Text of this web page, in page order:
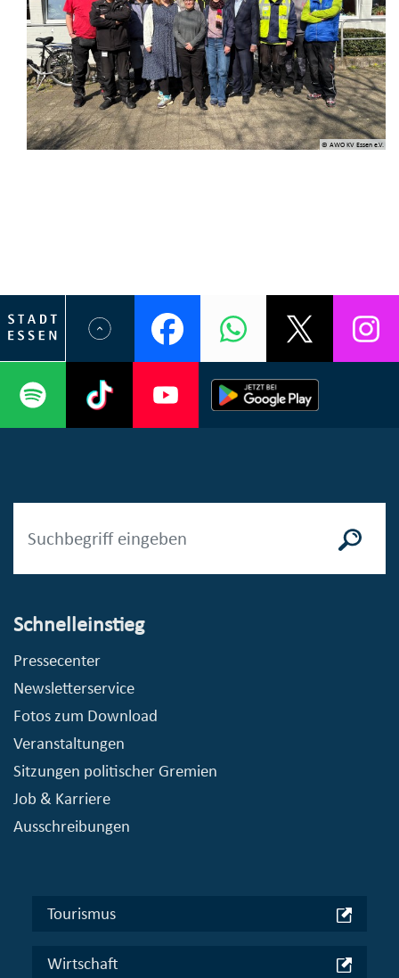
© AWO KV Essen e.V.
Schnelleinstieg
Pressecenter
Newsletterservice
Fotos zum Download
Veranstaltungen
Sitzungen politischer Gremien
Job & Karriere
Ausschreibungen
Tourismus
Wirtschaft